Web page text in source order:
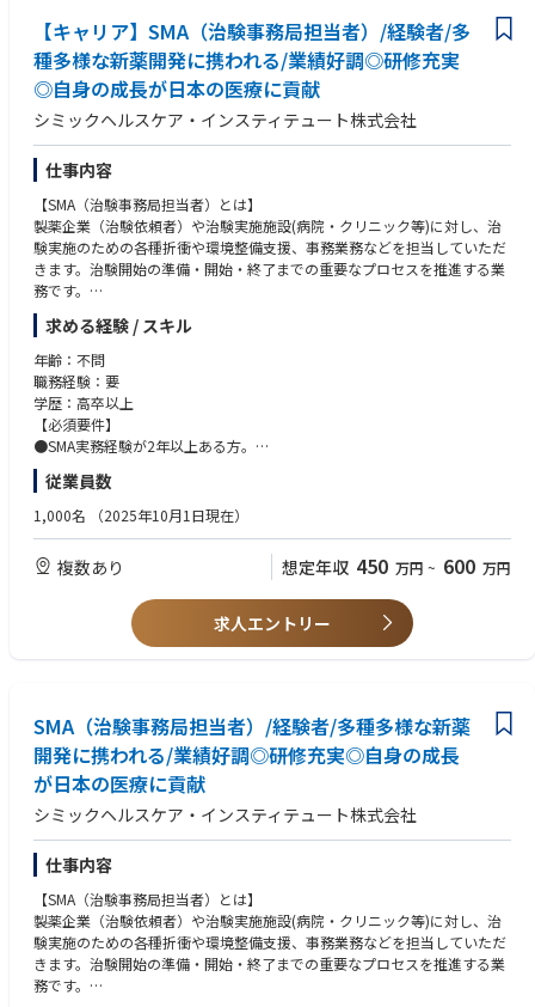
【働き方について】
●平均残業時間（2022年度） 21.3時間
●平均有給取得日数（2022年度） 12日
●1週間のスケジュール例
月（テレワーク）：メールチェック、施設訪問準備、資料・請求書作成
火（出社→外勤）：メールチェック、ミーティング、書類整理・ファイリ
ング、施設訪問
水（出社/来客対応）：メールチェック、来客対応、資料作成
木（外勤/直行直帰）：メールチェック、医療機関スタッフと打ち合わせ、
CRCとミーティング
金（出社）：メールチェック、書類整理・ファイリング、資料作成、研修
受講
【キャリア】SMA（治験事務局担当者）/経験者/多
種多様な新薬開発に携われる/業績好調◎研修充実
◎自身の成長が日本の医療に貢献
シミックヘルスケア・インスティテュート株式会社
仕事内容
【SMA（治験事務局担当者）とは】
製薬企業（治験依頼者）や治験実施施設(病院・クリニック等)に対し、治
験実施のための各種折衝や環境整備支援、事務業務などを担当していただ
きます。治験開始の準備・開始・終了までの重要なプロセスを推進する業
務です。
【主な業務内容】
●社内や社外の関係者との交渉・相談
●院内スタッフとの調整支援
●治験実施の可能性を確認するための調査
●治験に関する事務的業務の全体支援
入社者の大半が未経験者ですが、入社時研修やフォローアップ研修、OJT
など、自立へのサポート体制が充実しておりますのでご安心ください。
営業要素が多く、エリアや時期等によって異なりますが、外勤5から7割：
【働き方について】
●平均残業時間（2022年度） 21.3時間
●平均有給取得日数（2022年度） 12日
●1週間のスケジュール例
月（テレワーク）：メールチェック、施設訪問準備、資料・請求書作成
火（出社→外勤）：メールチェック、ミーティング、書類整理・ファイリ
ング、施設訪問
水（出社/来客対応）：メールチェック、来客対応、資料作成
木（外勤/直行直帰）：メールチェック、医療機関スタッフと打ち合わせ、
CRCとミーティング
金（出社）：メールチェック、書類整理・ファイリング、資料作成、研修
受講
求める経験 / スキル
年齢：不問
職務経験：要
学歴：高卒以上
【必須要件】
●SMA実務経験が2年以上ある方。
●東京で約2週間に渡り実施される入社研修に参加可能な方。(※期間中は
東京滞在)
従業員数
1,000名 （2025年10月1日現在）
複数あり 想定年収 450 万円 ~ 600 万円
求人エントリー
SMA（治験事務局担当者）/経験者/多種多様な新薬
開発に携われる/業績好調◎研修充実◎自身の成長
が日本の医療に貢献
シミックヘルスケア・インスティテュート株式会社
仕事内容
【SMA（治験事務局担当者）とは】
製薬企業（治験依頼者）や治験実施施設(病院・クリニック等)に対し、治
験実施のための各種折衝や環境整備支援、事務業務などを担当していただ
きます。治験開始の準備・開始・終了までの重要なプロセスを推進する業
務です。